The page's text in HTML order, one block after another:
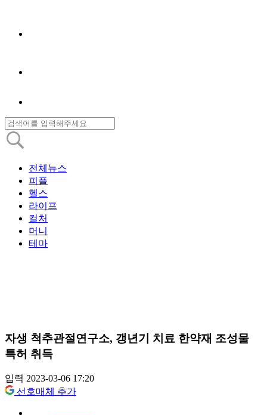
전체뉴스
피플
헬스
라이프
컬처
머니
테마
자생 척추관절연구소, 갱년기 치료 한약재 조성물
특허 취득
입력 2023-03-06 17:20
선호매체 추가